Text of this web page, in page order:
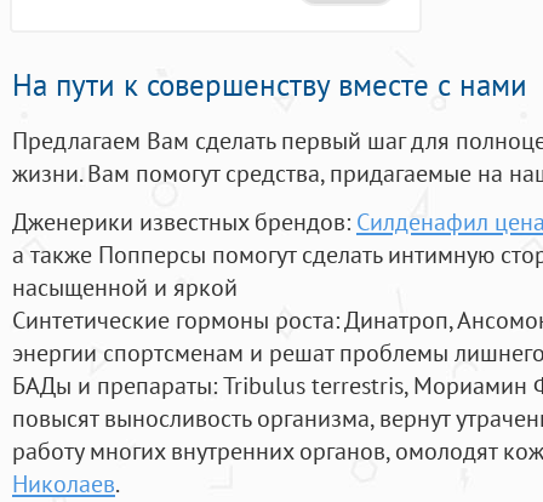
На пути к совершенству вместе с нами
Предлагаем Вам сделать первый шаг для
жизни. Вам помогут средства, придагаемые на
Дженерики известных брендов: Силденафил
а также Попперсы помогут сделать интимную
насыщенной и яркой
Синтетические гормоны роста: Динатроп,
энергии спортсменам и решат проблемы
БАДы и препараты:Tribulus terrestris, Мориамин
повысят выносливость организма, вернут
работу многих внутренних органов, омолодят
Николаев.